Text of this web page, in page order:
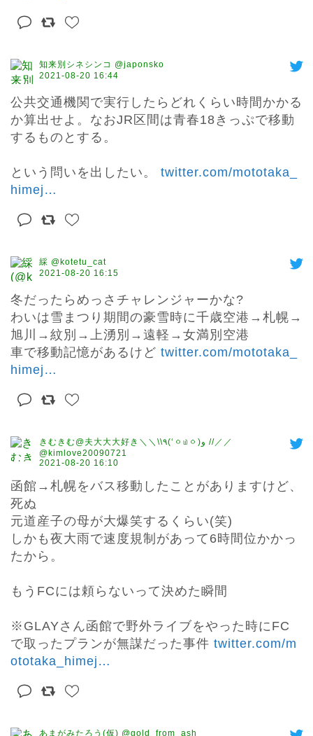
知来別シネシンコ @japonsko
2021-08-20 16:44
公共交通機関で実行したらどれくらい時間かかる
か算出せよ。なおJR区間は青春18きっぷで移動
するものとする。
という問いを出したい。 twitter.com/mototaka_
himej …
綵 @kotetu_cat
2021-08-20 16:15
冬だったらめっさチャレンジャーかな?
わいは雪まつり期間の豪雪時に千歳空港→札幌→
旭川→紋別→上湧別→遠軽→女満別空港
車で移動記憶があるけど twitter.com/mototaka_
himej …
きむきむ@夫大大大好き＼＼\\٩(‘ㆁ௰ㆁ)و //／／
@kimlove20090721
2021-08-20 16:10
函館→札幌をバス移動したことがありますけど、
死ぬ
元道産子の母が大爆笑するくらい(笑)
しかも夜大雨で速度規制があって6時間位かかっ
たから。
もうFCには頼らないって決めた瞬間
※GLAYさん函館で野外ライブをやった時にFC
で取ったプランが無謀だった事件 twitter.com/m
ototaka_himej …
あまがみたろう(仮) @gold_from_ash